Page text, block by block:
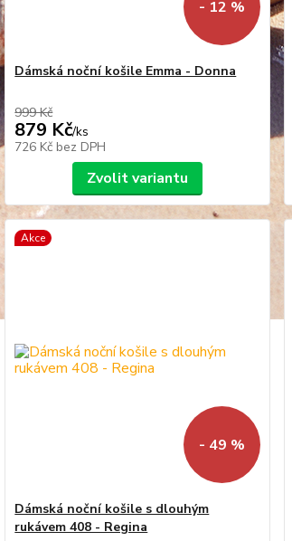
- 12 %
Dámská noční košile Emma - Donna
999 Kč
879 Kč/ks
726 Kč bez DPH
Zvolit variantu
Akce
- 49 %
Dámská noční košile s dlouhým
rukávem 408 - Regina